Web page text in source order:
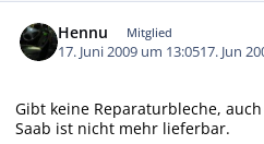
Hennu Mitglied
17. Juni 2009 um 13:0517. Jun
Gibt keine Reparaturbleche,
Saab ist nicht mehr lieferbar.